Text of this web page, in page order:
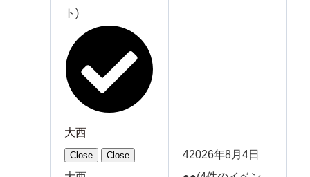
ト)
大西
Close Close 42026年8月4日